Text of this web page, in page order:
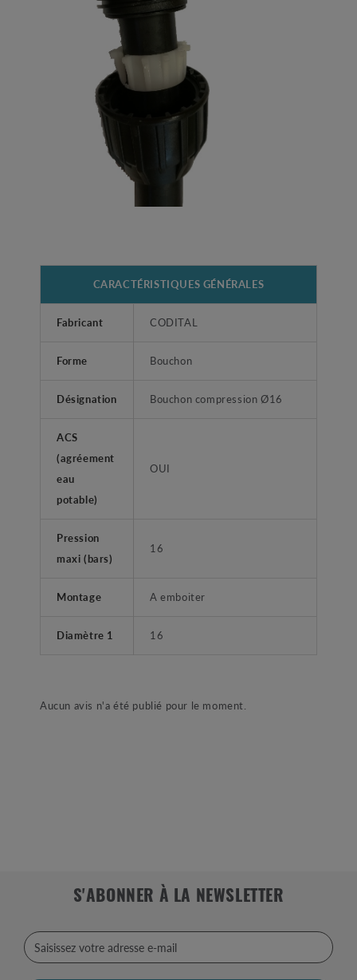
CARACTÉRISTIQUES GÉNÉRALES
Fabricant CODITAL
Forme Bouchon
Désignation Bouchon compression Ø16
ACS
(agréement
eau
potable)
OUI
Pression
maxi (bars)
16
Montage A emboiter
Diamètre 1 16
Aucun avis n'a été publié pour le moment.
S'ABONNER À LA NEWSLETTER